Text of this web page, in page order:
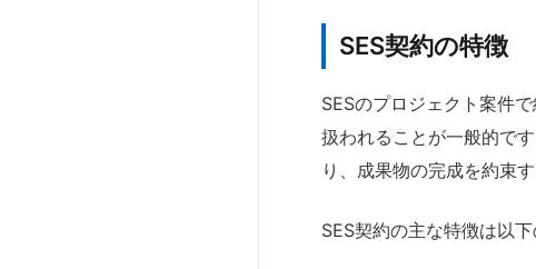
SES契約の特徴
SESのプロジェクト案件
扱われることが一般的です
り、成果物の完成を約束
SES契約の主な特徴は以下